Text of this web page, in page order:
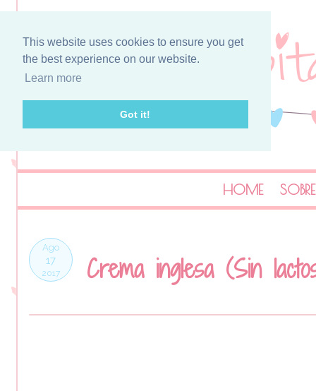
This website uses cookies to ensure you get
the best experience on our website.
Learn more
Got it!
HOME
Ago
17
2017 Crema inglesa (Sin